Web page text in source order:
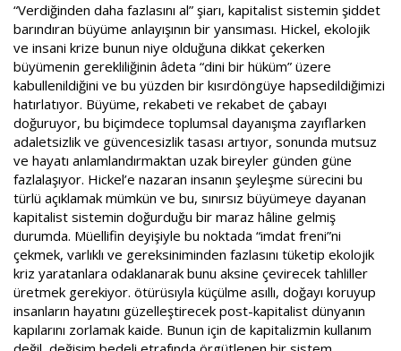
“Verdiğinden daha fazlasını al” şiarı, kapitalist sistemin şiddet
barındıran büyüme anlayışının bir yansıması. Hickel, ekolojik
ve insani krize bunun niye olduğuna dikkat çekerken
büyümenin gerekliliğinin âdeta “dini bir hüküm” üzere
kabullenildiğini ve bu yüzden bir kısırdöngüye hapsedildiğimizi
hatırlatıyor. Büyüme, rekabeti ve rekabet de çabayı
doğuruyor, bu biçimdece toplumsal dayanışma zayıflarken
adaletsizlik ve güvencesizlik tasası artıyor, sonunda mutsuz
ve hayatı anlamlandırmaktan uzak bireyler günden güne
fazlalaşıyor. Hickel’e nazaran insanın şeyleşme sürecini bu
türlü açıklamak mümkün ve bu, sınırsız büyümeye dayanan
kapitalist sistemin doğurduğu bir maraz hâline gelmiş
durumda. Müellifin deyişiyle bu noktada “imdat freni”ni
çekmek, varlıklı ve gereksiniminden fazlasını tüketip ekolojik
kriz yaratanlara odaklanarak bunu aksine çevirecek tahliller
üretmek gerekiyor. ötürüsıyla küçülme asıllı, doğayı koruyup
insanların hayatını güzelleştirecek post-kapitalist dünyanın
kapılarını zorlamak kaide. Bunun için de kapitalizmin kullanım